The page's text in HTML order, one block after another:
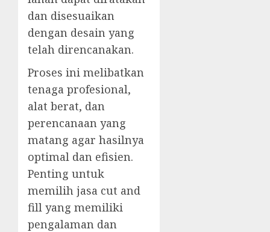
dan disesuaikan
dengan desain yang
telah direncanakan.
Proses ini melibatkan
tenaga profesional,
alat berat, dan
perencanaan yang
matang agar hasilnya
optimal dan efisien.
Penting untuk
memilih jasa cut and
fill yang memiliki
pengalaman dan